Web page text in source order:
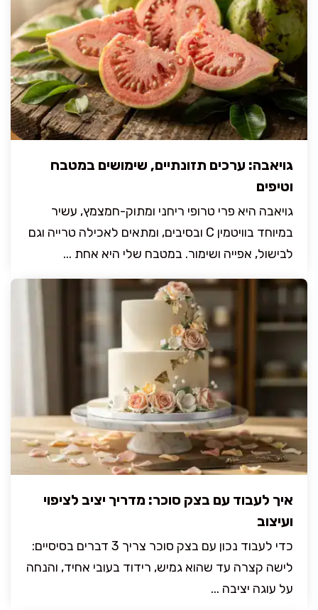
גויאבה: ערכים תזונתיים, שימושים במטבח
וטיפים
גויאבה היא פרי טרופי ריחני ומתוק-חמצמץ, עשיר
במיוחד בוויטמין C ובסיבים, ומתאים לאכילה טרייה וגם
לבישול, אפייה ושימור. במטבח שלי היא אחת ...
איך לעבוד עם בצק סוכר: מדריך יציב לציפוי
ועיצוב
כדי לעבוד נכון עם בצק סוכר צריך 3 דברים בסיסיים:
לישה קצרה עד שהוא גמיש, רידוד בעובי אחיד, והנחה
על עוגה יציבה ...